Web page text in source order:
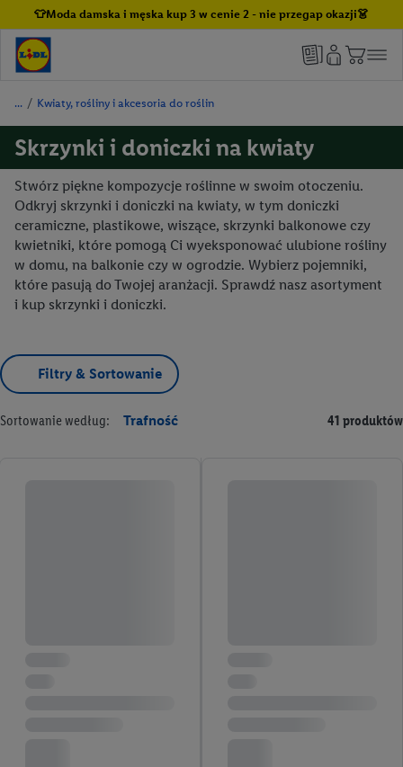
👕Moda damska i męska kup 3 w cenie 2 - nie przegap okazji👗
/ Kwiaty, rośliny i akcesoria do roślin
Skrzynki i doniczki na kwiaty
Stwórz piękne kompozycje roślinne w swoim otoczeniu.
Odkryj skrzynki i doniczki na kwiaty, w tym doniczki
ceramiczne, plastikowe, wiszące, skrzynki balkonowe czy
kwietniki, które pomogą Ci wyeksponować ulubione rośliny
w domu, na balkonie czy w ogrodzie. Wybierz pojemniki,
które pasują do Twojej aranżacji. Sprawdź nasz asortyment
i kup skrzynki i doniczki.
Filtry & Sortowanie
Sortowanie według: Trafność 41 produktów